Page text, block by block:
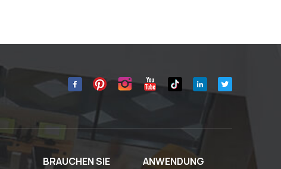
BRAUCHEN SIE
ANWENDUNG